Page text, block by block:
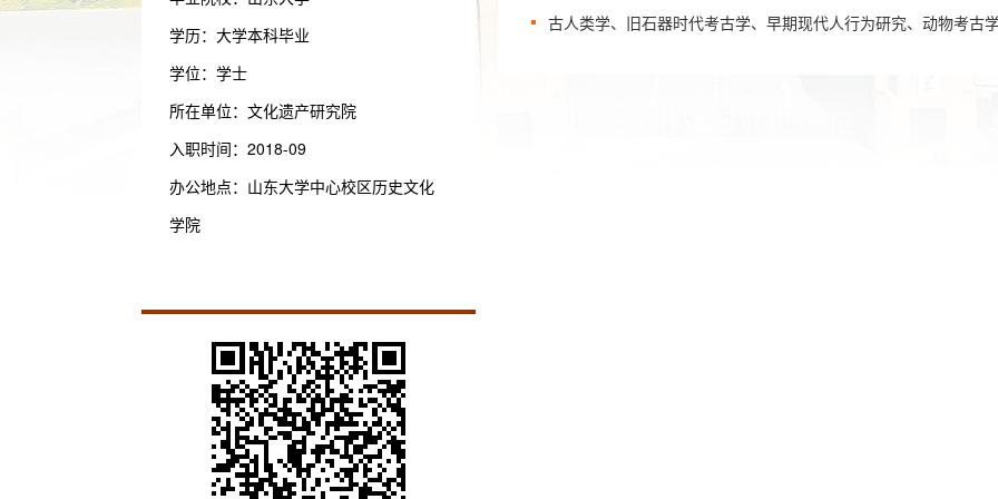
学历：大学本科毕业
学位：学士
所在单位：文化遗产研究院
入职时间：2018-09
办公地点：山东大学中心校区历史文化
学院
古人类学、旧石器时代考古学、早期现代人行为研究、动物考古